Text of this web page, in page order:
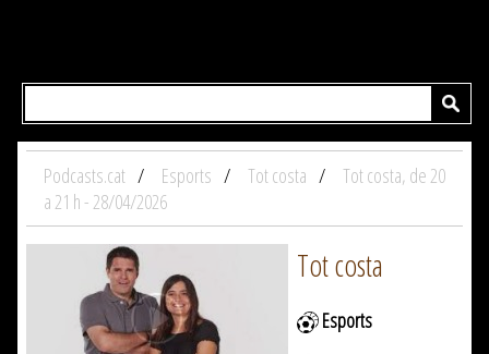
Podcasts.cat Esports Tot costa
Tot costa, de 20
a 21 h - 28/04/2026
Tot costa
Esports